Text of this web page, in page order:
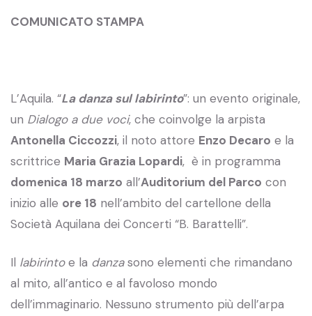
COMUNICATO STAMPA
L’Aquila. “La danza sul labirinto”: un evento originale,
un Dialogo a due voci, che coinvolge la arpista
Antonella Ciccozzi, il noto attore Enzo Decaro e la
scrittrice Maria Grazia Lopardi, è in programma
domenica 18 marzo all’Auditorium del Parco con
inizio alle ore 18 nell’ambito del cartellone della
Società Aquilana dei Concerti “B. Barattelli”.
Il labirintoe la danzasono elementi che rimandano
al mito, all’antico e al favoloso mondo
dell’immaginario. Nessuno strumento più dell’arpa